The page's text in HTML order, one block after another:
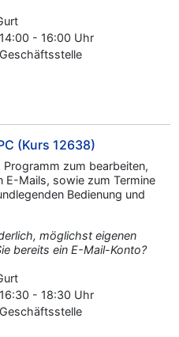
- 16:00 Uhr
(Kurs 12638)
zum bearbeiten,
E-Mails, sowie zum Termine
Bedienung und
möglichst eigenen
bereits ein E-Mail-Konto?
- 18:30 Uhr